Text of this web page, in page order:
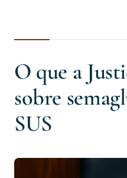
O que a
sobre
SUS